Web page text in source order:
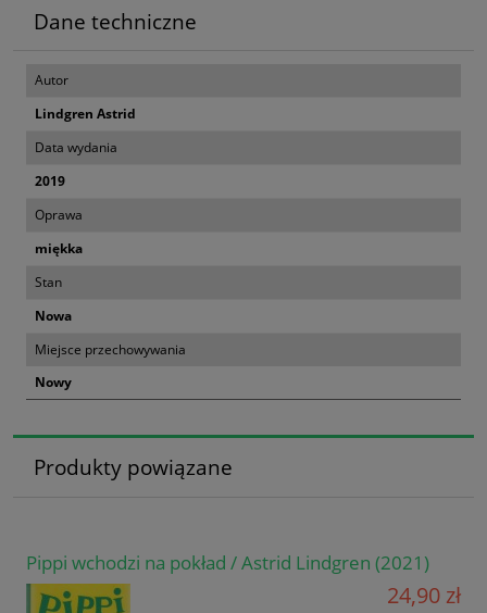
Dane techniczne
Autor
Lindgren Astrid
Data wydania
2019
Oprawa
miękka
Stan
Nowa
Miejsce przechowywania
Nowy
Produkty powiązane
Pippi wchodzi na pokład / Astrid Lindgren (2021)
24,90 zł